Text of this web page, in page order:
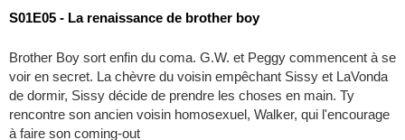
S01E05 - La renaissance de brother boy
Brother Boy sort enfin du coma. G.W. et Peggy commencent à se
voir en secret. La chèvre du voisin empêchant Sissy et LaVonda
de dormir, Sissy décide de prendre les choses en main. Ty
rencontre son ancien voisin homosexuel, Walker, qui l'encourage
à faire son coming-out